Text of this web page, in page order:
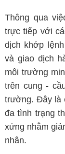
Thông qua
trực tiếp với
dịch khớp
và giao dịch
môi trường
trên cung -
trường. Đây là
đa tình trạng
xứng nhằm
nhân.